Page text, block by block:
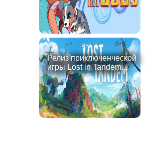
Релиз приключенческой
игры Lost in Tandem...